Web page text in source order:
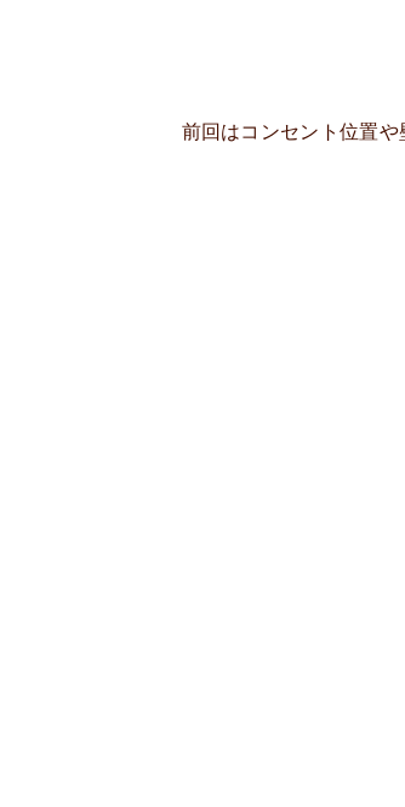
前回はコンセント位置